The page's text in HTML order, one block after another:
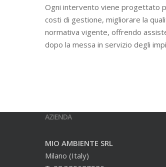
Ogni intervento viene progettato
costi di gestione, migliorare la
normativa vigente, offrendo
dopo la messa in servizio degli
AZIENDA
MIO AMBIENTE SRL
Milano (Italy)